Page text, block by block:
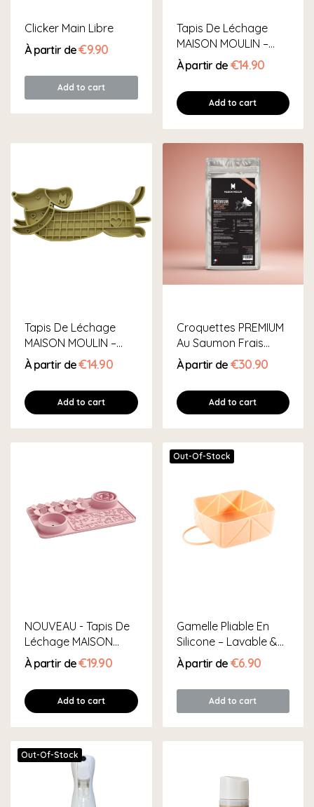
Clicker Main Libre
À partir de€9.90
Add to cart
Tapis De Léchage
MAISON MOULIN –
Forme Chat
À partir de €14.90
Add to cart
Tapis De Léchage
MAISON MOULIN –
Forme Teckel
À partir de€14.90
Add to cart
Croquettes PREMIUM
Au Saumon Frais
Pour Chien...
À partir de €30.90
Add to cart
NOUVEAU - Tapis De
Léchage MAISON
MOULIN –...
À partir de€19.90
Add to cart
Out-Of-Stock
Gamelle Pliable En
Silicone – Lavable &
Compacte
À partir de €6.90
Add to cart
Out-Of-Stock